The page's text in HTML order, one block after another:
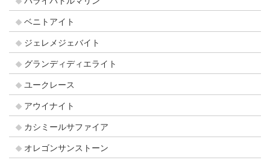
ベニトアイト
ジェレメジェバイト
グランディディエライト
ユークレース
アウイナイト
カシミールサファイア
オレゴンサンストーン